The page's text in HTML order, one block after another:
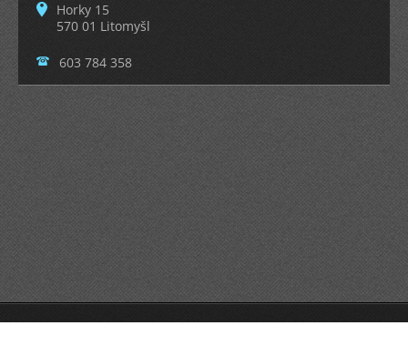
Horky 15
570 01 Litomyšl
603 784 358